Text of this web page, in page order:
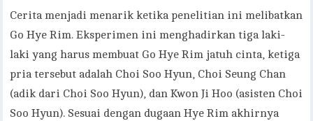
Cerita menjadi menarik ketika penelitian ini melibatkan
Go Hye Rim. Eksperimen ini menghadirkan tiga laki-
laki yang harus membuat Go Hye Rim jatuh cinta, ketiga
pria tersebut adalah Choi Soo Hyun, Choi Seung Chan
(adik dari Choi Soo Hyun), dan Kwon Ji Hoo (asisten Choi
Soo Hyun). Sesuai dengan dugaan Hye Rim akhirnya